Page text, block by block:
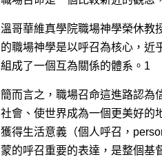
溫哥華維真學院職場神學榮休教
的職場神學是以呼召為核心，近
組成了一個互為關係的體系。1
簡而言之，職場召命這進路認為
社會、使世界成為一個更美好的
獲得生活意義（個人呼召，
蒙的呼召重要的表達，是整個基